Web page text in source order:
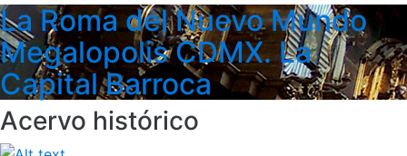
La Roma del Nuevo Mundo
Megalopolis CDMX. La
Capital Barroca
Acervo histórico